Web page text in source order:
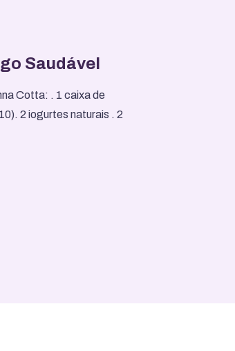
Saudável
Cotta: . 1 caixa de
2 iogurtes naturais . 2